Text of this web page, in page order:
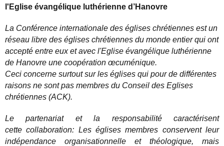
l'Eglise évangé lique luthérienne d ’Hanovre
La Conférence internationale des églises chrétiennes est un
réseau libre des églises chrétiennes du monde entier qui ont
accepté entre eux et avec l'Eglise évangélique luthérienne
de Hanovre une coopération œcuménique.
Ceci concerne surtout sur les églises qui pour de différentes
raisons ne sont pas membres du Conseil des Eglises
chrétiennes (ACK).
Le partenariat et la responsabilitécaractérisent
cette collaboration: Les églises membres conservent leur
indépendance organisationnelle et théologique, mais